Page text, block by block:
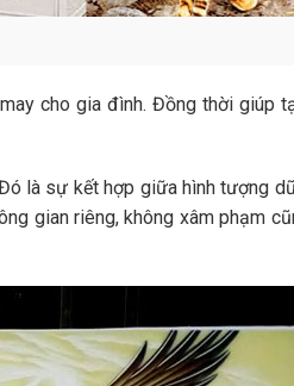
cho gia đình. Đồng thời giúp
là sự kết hợp giữa hình tượng
gian riêng, không xâm phạm